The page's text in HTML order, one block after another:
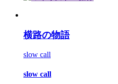
横路の物語
slow call
slow call